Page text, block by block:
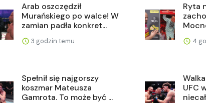
Arab oszczędził
Murańskiego po walce! W
zamian padła konkret...
3 godzin temu
Ryta
4
Spełnił się najgorszy
koszmar Mateusza
Gamrota. To może być ...
UFC